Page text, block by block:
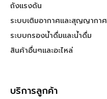
ถังแรงดัน
ระบบเติมอากาศและสุญญากาศ
ระบบกรองน้ำดื่มและน้ำดื่ม
สินค้าอื่นๆและอะไหล่
บริการลูกค้า